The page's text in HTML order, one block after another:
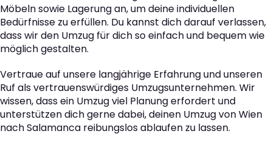
Möbeln sowie Lagerung an, um deine individuellen
Bedürfnisse zu erfüllen. Du kannst dich darauf verlassen,
dass wir den Umzug für dich so einfach und bequem wie
möglich gestalten.
Vertraue auf unsere langjährige Erfahrung und unseren
Ruf als vertrauenswürdiges Umzugsunternehmen. Wir
wissen, dass ein Umzug viel Planung erfordert und
unterstützen dich gerne dabei, deinen Umzug von Wien
nach Salamanca reibungslos ablaufen zu lassen.